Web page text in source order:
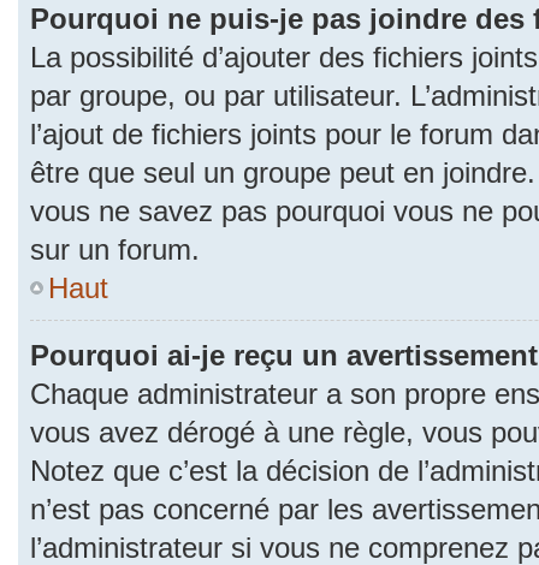
Pourquoi ne puis-je pas joindre des
La possibilité d’ajouter des fichiers
par groupe, ou par utilisateur.
l’ajout de fichiers joints pour le forum
être que seul un groupe peut en
vous ne savez pas pourquoi vous ne
sur un forum.
Haut
Pourquoi ai-je reçu un
Chaque administrateur a son propre
vous avez dérogé à une règle, vous
Notez que c’est la décision de
n’est pas concerné par les
l’administrateur si vous ne comprenez